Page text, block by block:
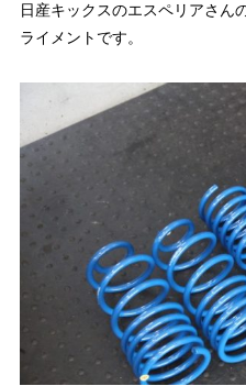
日産キックスのエスペリアさん
ライメントです。